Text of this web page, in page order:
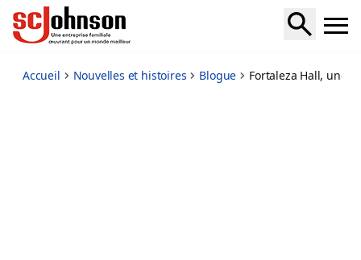
award-winning-fortaleza-hall
Accueil Nouvelles et histoires Blogue Fortaleza Hall, une